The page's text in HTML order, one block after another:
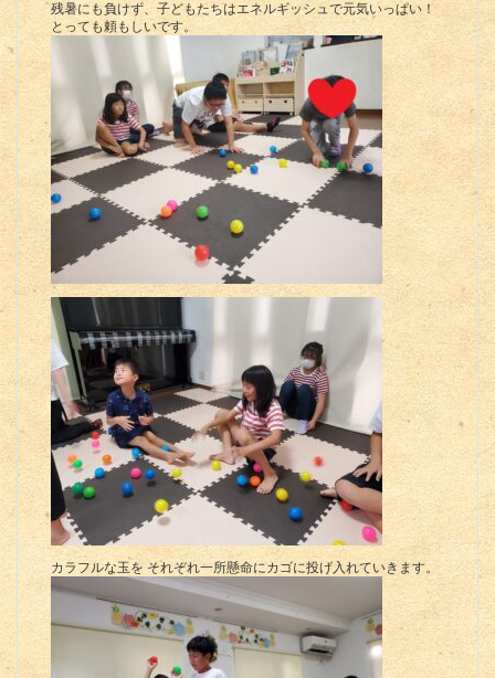
残暑にも負けず、子どもたちはエネルギッシュで元気いっぱい！
とっても頼もしいです。
カラフルな玉を それぞれ一所懸命にカゴに投げ入れていきます。